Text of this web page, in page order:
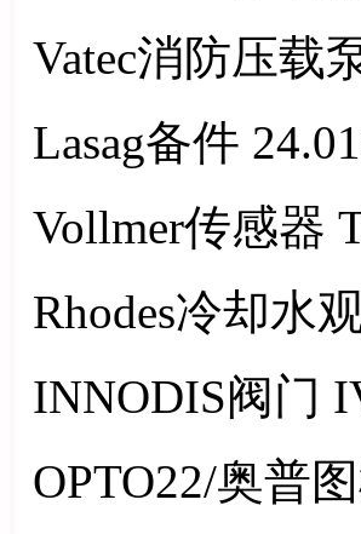
Vatec消防压载
Lasag备件
Vollmer传感器
Rhodes冷却水
INNODIS阀门
OPTO22/奥普